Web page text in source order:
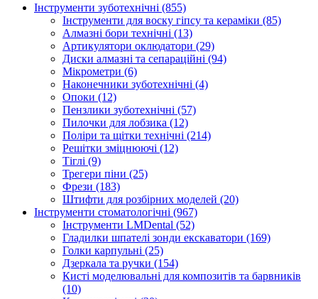
Інструменти зуботехнічні (855)
Інструменти для воску гіпсу та кераміки (85)
Алмазні бори технічні (13)
Артикулятори оклюдатори (29)
Диски алмазні та сепараційні (94)
Мікрометри (6)
Наконечники зуботехнічні (4)
Опоки (12)
Пензлики зуботехнічні (57)
Пилочки для лобзика (12)
Поліри та щітки технічні (214)
Решітки зміцнюючі (12)
Тіглі (9)
Трегери піни (25)
Фрези (183)
Штифти для розбірних моделей (20)
Інструменти стоматологічні (967)
Інструменти LMDental (52)
Гладилки шпателі зонди екскаватори (169)
Голки карпульні (25)
Дзеркала та ручки (154)
Кисті моделювальні для композитів та барвників
(10)